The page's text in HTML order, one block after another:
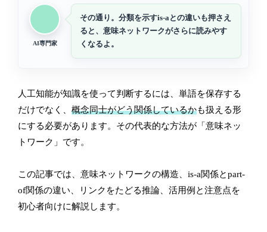
AI専門家
その通り。分類を示すis-aとの違いも押さえ
ると、意味ネットワークがさらに読みやす
くなるよ。
人工知能が知識を使って判断するには、単語を保存する
だけでなく、概念同士がどう関係しているかも扱える形
にする必要があります。その代表的な方法が「意味ネッ
トワーク」です。
この記事では、意味ネットワークの構造、is-a関係とpart-
of関係の違い、リンクをたどる推論、活用例と注意点を
初心者向けに解説します。